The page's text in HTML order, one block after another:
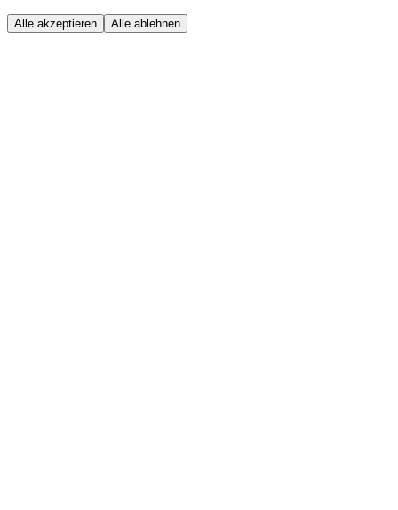
Alle akzeptieren Alle ablehnen